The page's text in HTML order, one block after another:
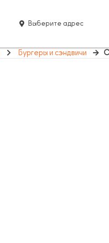
Выберите адрес
Бургеры и сэндвичи